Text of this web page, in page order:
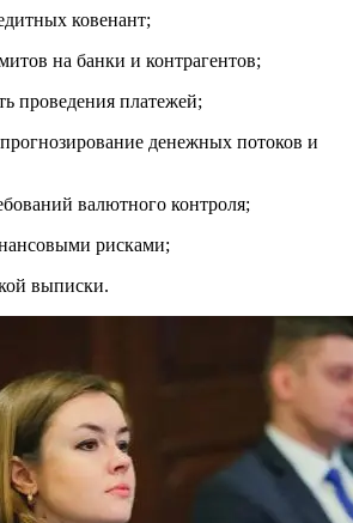
ковенант;
на банки и контрагентов;
проведения платежей;
денежных потоков и
валютного контроля;
рисками;
выписки.